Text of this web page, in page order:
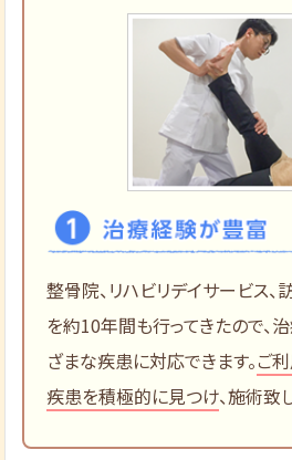
整骨院、リハビリデイサービス、
を約10年間も行ってきたので、
ざまな疾患に対応できます。ご
疾患を積極的に見つけ、施術致